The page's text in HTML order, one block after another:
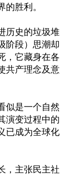
胜利。
历史的垃圾堆
阶段）思潮却
，它藏身在各
共产理念及意
似是一个自然
演变过程中的
已成为全球化
，主张民主社